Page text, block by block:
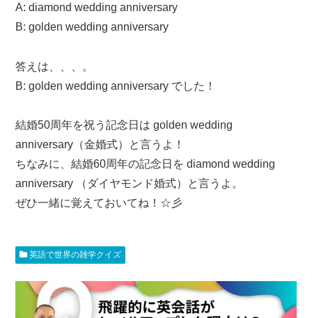
A: diamond wedding anniversary
B: golden wedding anniversary
答えは、、、。
B: golden wedding anniversary でした！
結婚50周年を祝う記念日は golden wedding
anniversary（金婚式）と言うよ！
ちなみに、結婚60周年の記念日を diamond wedding
anniversary （ダイヤモンド婚式）と言うよ。
ぜひ一緒に覚えておいてね！☆彡
英語で世界の雑学クイズ